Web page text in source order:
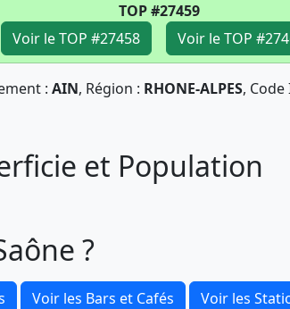
TOP #27459
Voir le TOP #27458
Voir le TOP
: AIN, Région : RHONE-ALPES, Code
et Population
?
Voir les Bars et Cafés Voir les